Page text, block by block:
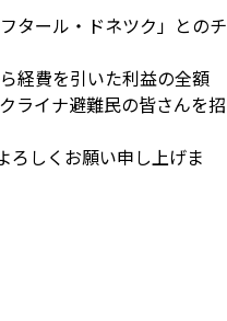
タール・ドネツク」とのチ
経費を引いた利益の全額
ライナ避難民の皆さんを招
ろしくお願い申し上げま